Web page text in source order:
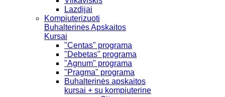
Lazdijai
Kompiuterizuoti
Buhalterinės Apskaitos
Kursai
"Centas" programa
"Debetas" programa
"Agnum" programa
"Pragma" programa
Buhalterinės apskaitos
kursai + su kompiuterine